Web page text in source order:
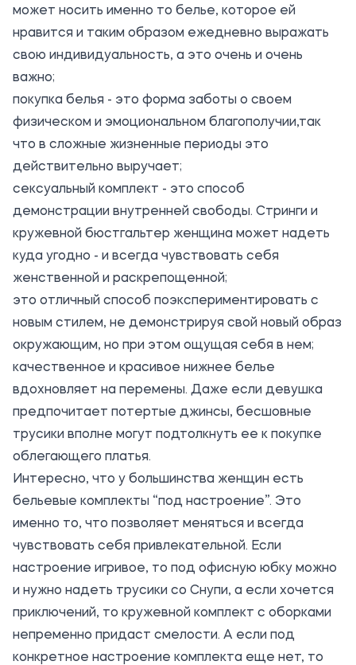
может носить именно то белье, которое ей
нравится и таким образом ежедневно выражать
свою индивидуальность, а это очень и очень
важно;
покупка белья - это форма заботы о своем
физическом и эмоциональном благополучии,так
что в сложные жизненные периоды это
действительно выручает;
сексуальный комплект - это способ
демонстрации внутренней свободы. Стринги и
кружевной бюстгальтер женщина может надеть
куда угодно - и всегда чувствовать себя
женственной и раскрепощенной;
это отличный способ поэкспериментировать с
новым стилем, не демонстрируя свой новый образ
окружающим, но при этом ощущая себя в нем;
качественное и красивое нижнее белье
вдохновляет на перемены. Даже если девушка
предпочитает потертые джинсы, бесшовные
трусики вполне могут подтолкнуть ее к покупке
облегающего платья.
Интересно, что у большинства женщин есть
бельевые комплекты “под настроение”. Это
именно то, что позволяет меняться и всегда
чувствовать себя привлекательной. Если
настроение игривое, то под офисную юбку можно
и нужно надеть трусики со Снупи, а если хочется
приключений, то кружевной комплект с оборками
непременно придаст смелости. А если под
конкретное настроение комплекта еще нет, то